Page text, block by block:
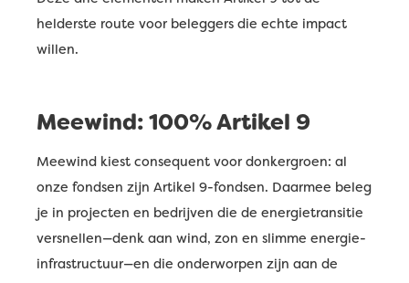
helderste route voor beleggers die echte impact
willen.
Meewind: 100% Artikel 9
Meewind kiest consequent voor donkergroen: al
onze fondsen zijn Artikel 9-fondsen. Daarmee beleg
je in projecten en bedrijven die de energietransitie
versnellen—denk aan wind, zon en slimme energie-
infrastructuur—en die onderworpen zijn aan de